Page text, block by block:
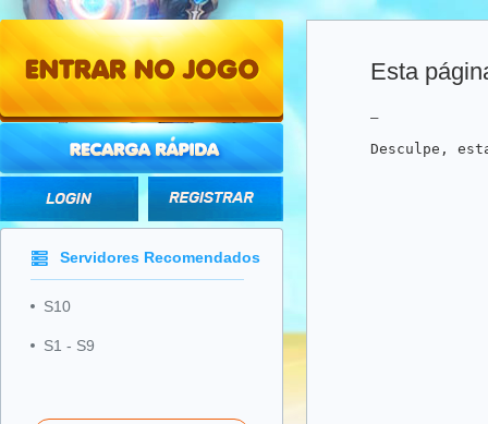
Servidores Recomendados
S10
S1 - S9
Esta
Desculpe,